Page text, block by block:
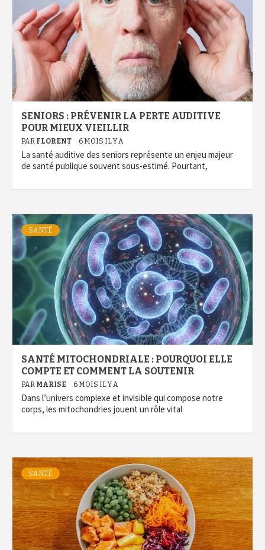
SENIORS : PRÉVENIR LA PERTE AUDITIVE
POUR MIEUX VIEILLIR
PAR FLORENT 6 MOIS IL Y A
La santé auditive des seniors représente un enjeu majeur
de santé publique souvent sous-estimé. Pourtant,
SANTÉ
SANTÉ MITOCHONDRIALE : POURQUOI ELLE
COMPTE ET COMMENT LA SOUTENIR
PAR MARISE 6 MOIS IL Y A
Dans l’univers complexe et invisible qui compose notre
corps, les mitochondries jouent un rôle vital
SANTÉ